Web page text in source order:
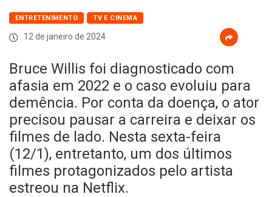
ENTRETENIMENTO TV E CINEMA
12 de janeiro de 2024
Bruce Willis foi diagnosticado com
afasia em 2022 e o caso evoluiu para
demência. Por conta da doença, o ator
precisou pausar a carreira e deixar os
filmes de lado. Nesta sexta-feira
(12/1), entretanto, um dos últimos
filmes protagonizados pelo artista
estreou na Netflix.